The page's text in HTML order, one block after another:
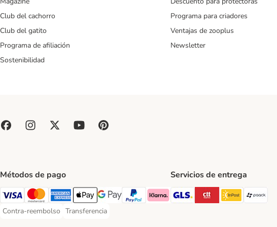
Club del cachorro
Club del gatito
Programa de afiliación
Sostenibilidad
Programa para criadores
Ventajas de zooplus
Newsletter
Métodos de pago
Visa Payment Method
Mastercard Payment Method
American Express Payment Method
Apple Pay Payment Method
Google Pay Payment Method
PayPal Payment Method
Klarna Payment Method
Contra-reembolso
Contra-reembolso Payment Method
Transferencia
Transferencia Payment Method
Servicios de entrega
GLS Shipping Method
CTTExpressInPost